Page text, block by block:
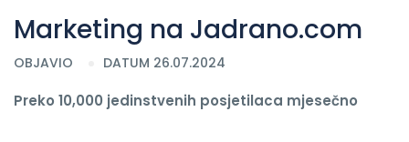
Marketing na Jadrano.com
OBJAVIO DATUM 26.07.2024
Preko 10,000 jedinstvenih posjetilaca mjesečno